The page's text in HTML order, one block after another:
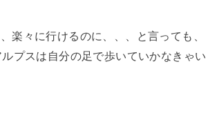
楽々に行けるのに、、、と言っても、
プスは自分の足で歩いていかなきゃい